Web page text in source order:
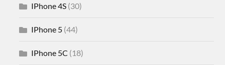
IPhone 4S (30)
IPhone 5 (44)
IPhone 5C (18)